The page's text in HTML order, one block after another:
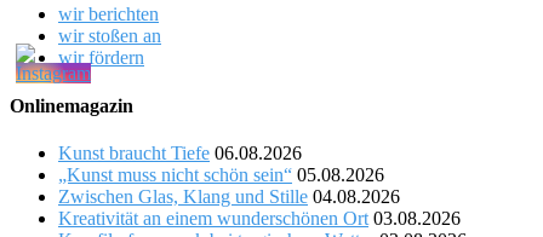
wir berichten
wir stoßen an
wir fördern
Onlinemagazin
Kunst braucht Tiefe 06.08.2026
„Kunst muss nicht schön sein“ 05.08.2026
Zwischen Glas, Klang und Stille 04.08.2026
Kreativität an einem wunderschönen Ort 03.08.2026